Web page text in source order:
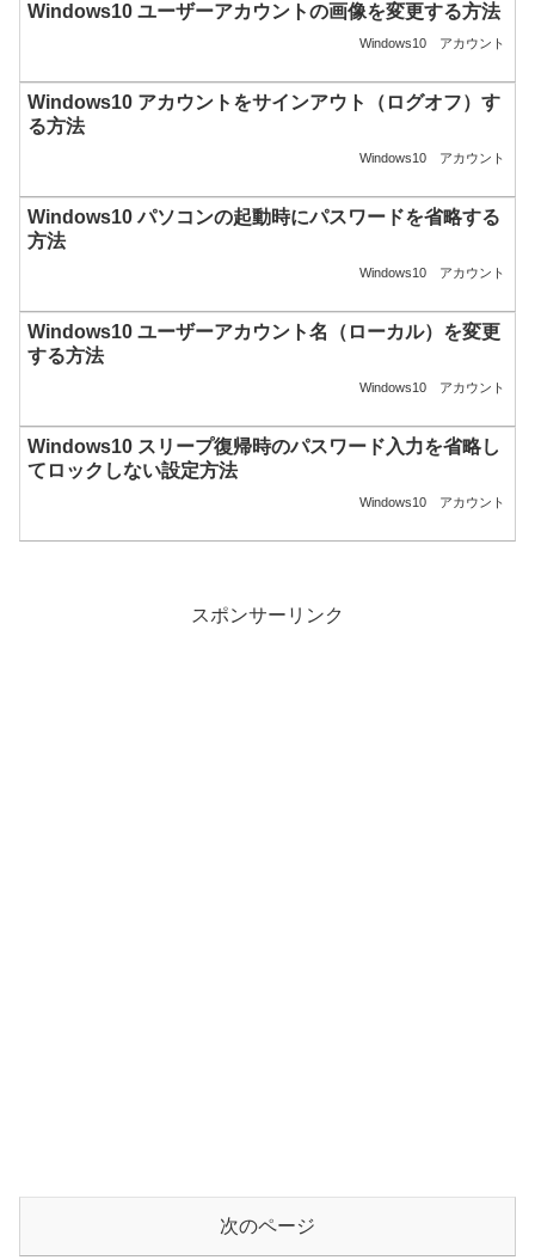
Windows10 ユーザーアカウントの画像を変更する方法
Windows10 アカウント
Windows10 アカウントをサインアウト（ログオフ）す
る方法
Windows10 アカウント
Windows10 パソコンの起動時にパスワードを省略する
方法
Windows10 アカウント
Windows10 ユーザーアカウント名（ローカル）を変更
する方法
Windows10 アカウント
Windows10 スリープ復帰時のパスワード入力を省略し
てロックしない設定方法
Windows10 アカウント
スポンサーリンク
次のページ